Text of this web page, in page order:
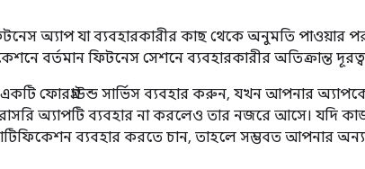
অ্যাপ যা ব্যবহারকারীর কাছ থেকে অনুমতি পাওয়ার পর
বর্তমান ফিটনেস সেশনে ব্যবহারকারীর অতিক্রান্ত
ফোরগ্রাউন্ড সার্ভিস ব্যবহার করুন, যখন আপনার
অ্যাপটি ব্যবহার না করলেও তার নজরে আসে। যদি
ব্যবহার করতে চান, তাহলে সম্ভবত আপনার